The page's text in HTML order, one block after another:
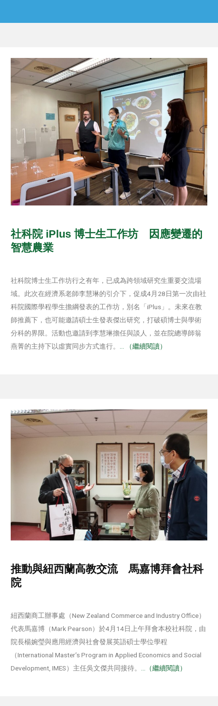
社科院 iPlus 博士生工作坊 因應變遷的
智慧農業
社科院博士生工作坊行之有年，已成為跨領域研究生重要交流場
域。此次在經濟系老師李慧琳的引介下，促成4月28日第一次由社
科院國際學程學生擔綱發表的工作坊，別名「iPlus」。未來在教
師推薦下，也可能邀請碩士生發表傑出研究，打破碩博士與學術
分科的界限。活動也邀請到李慧琳擔任與談人，並在院總導師翁
燕菁的主持下以虛實同步方式進行。
… （繼續閱讀）
推動與紐西蘭高教交流 馬嘉博拜會社科
院
紐西蘭商工辦事處（New Zealand Commerce and Industry Office）
代表馬嘉博（Mark Pearson）於4月14日上午拜會本校社科院，由
院長楊婉瑩與應用經濟與社會發展英語碩士學位學程
（International Master’s Program in Applied Economics and Social
Development, IMES）主任吳文傑共同接待。
…（繼續閱讀）